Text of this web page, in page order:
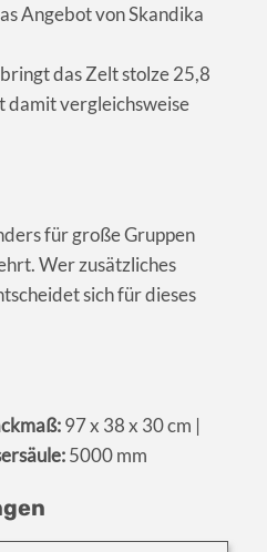
Angebot von Skandika
das Zelt stolze 25,8
damit vergleichsweise
für große Gruppen
Wer zusätzliches
sich für dieses
97 x 38 x 30 cm |
5000 mm